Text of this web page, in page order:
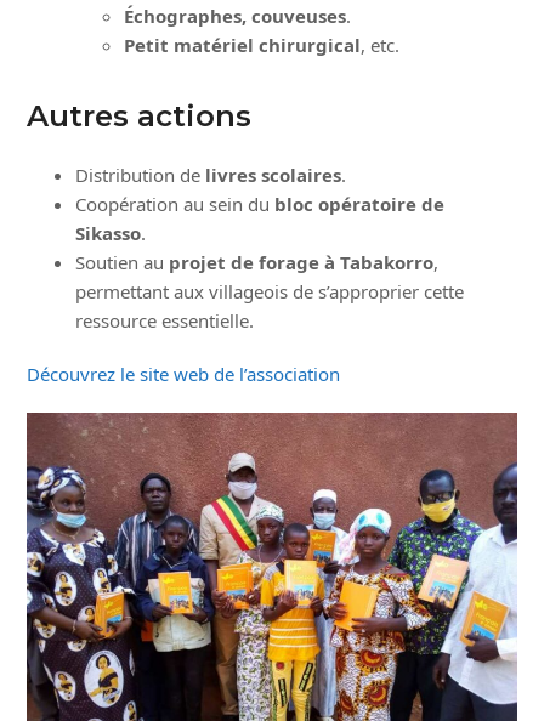
Échographes, couveuses.
Petit matériel chirurgical, etc.
Autres actions
Distribution de livres scolaires.
Coopération au sein du bloc opératoire de
Sikasso.
Soutien au projet de forage à Tabakorro,
permettant aux villageois de s’approprier cette
ressource essentielle.
Découvrez le site web de l’association